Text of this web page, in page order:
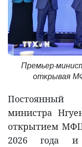
Премьер-
открывая
Постоянный
министра
открытием
2026 года и